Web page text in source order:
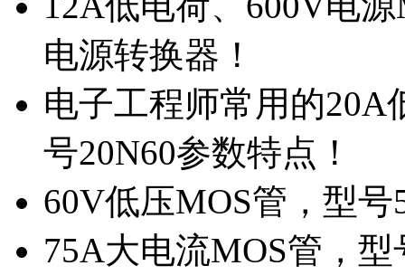
电源转换器！
电子工程师常用的20A
号20N60参数特点！
60V低压MOS管，型
75A大电流MOS管，